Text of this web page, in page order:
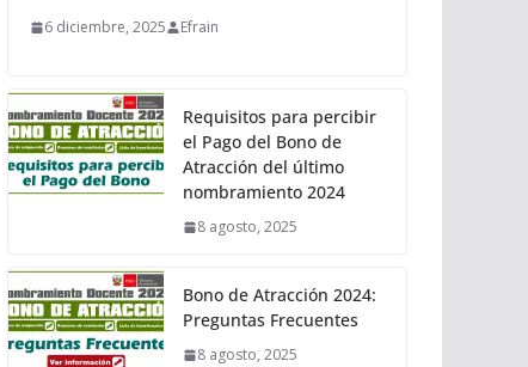
6 diciembre, 2025 Efrain
Requisitos para percibir
el Pago del Bono de
Atracción del último
nombramiento 2024
8 agosto, 2025
Bono de Atracción 2024:
Preguntas Frecuentes
8 agosto, 2025